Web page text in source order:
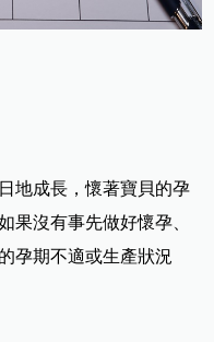
地成長，懷著寶貝的孕
果沒有事先做好懷孕、
孕期不適或生產狀況